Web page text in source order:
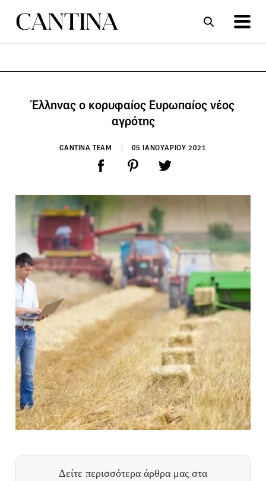
Έλληνας ο κορυφαίος Ευρωπαίος νέος
αγρότης
CANTINA TEAM 05 ΙΑΝΟΥΑΡΙΟΥ 2021
Δείτε περισσότερα άρθρα μας στα